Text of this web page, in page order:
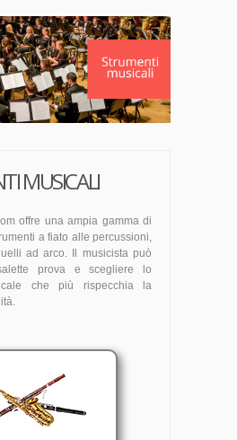
MUSICALI
offre una ampia gamma di
a fiato alle percussioni,
ad arco. Il musicista può
prova e scegliere lo
che più rispecchia la